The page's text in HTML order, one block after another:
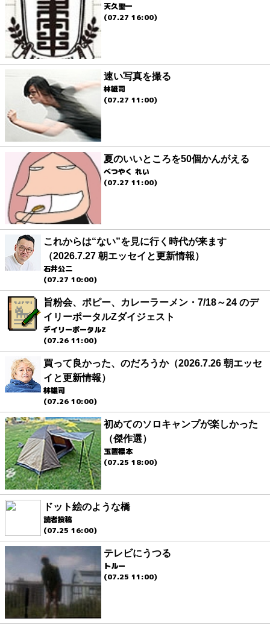
天久聖一
(07.27 16:00)
速い写真を撮る
林雄司
(07.27 11:00)
夏のいいところを50個かんがえる
べつやく れい
(07.27 11:00)
これからは“ない”を見に行く時代が来ます
（2026.7.27 朝エッセイと更新情報）
石井公二
(07.27 10:00)
旨粉会、ポピー、カレーラーメン・7/18～24 のデ
イリーポータルZダイジェスト
デイリーポータルZ
(07.26 11:00)
買って良かった、のだろうか（2026.7.26 朝エッセ
イと更新情報）
林雄司
(07.26 10:00)
初めてのソロキャンプが楽しかった
（傑作選）
玉置標本
(07.25 18:00)
ドット絵のような橋
読者投稿
(07.25 16:00)
テレビにうつる
トルー
(07.25 11:00)